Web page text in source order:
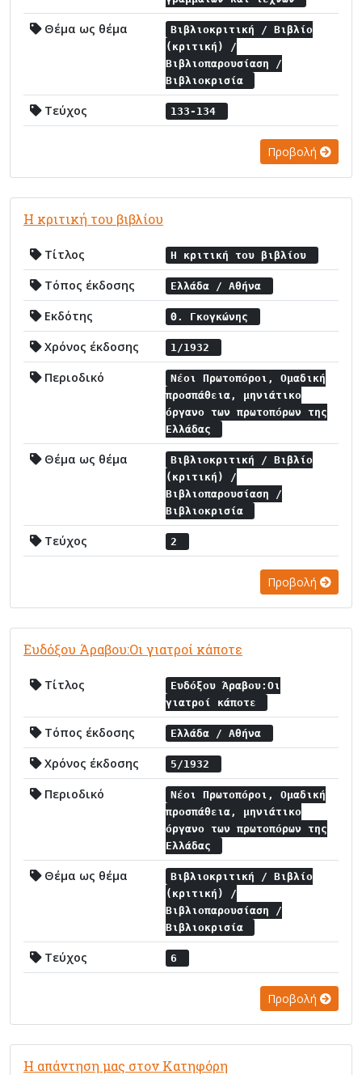
Θέμα ως θέμα
Βιβλιοκριτική / Βιβλίο
(κριτική) /
Βιβλιοπαρουσίαση /
Βιβλιοκρισία
Τεύχος 133-134
Προβολή
Η κριτική του βιβλίου
Τίτλος Η κριτική του βιβλίου
Τόπος έκδοσης Ελλάδα / Αθήνα
Εκδότης Θ. Γκογκώνης
Χρόνος έκδοσης 1/1932
Περιοδικό
Νέοι Πρωτοπόροι, Ομαδική
προσπάθεια, μηνιάτικο
όργανο των πρωτοπόρων της
Ελλάδας
Θέμα ως θέμα
Βιβλιοκριτική / Βιβλίο
(κριτική) /
Βιβλιοπαρουσίαση /
Βιβλιοκρισία
Τεύχος 2
Προβολή
Ευδόξου Άραβου:Οι γιατροί κάποτε
Τίτλος
Ευδόξου Άραβου:Οι
γιατροί κάποτε
Τόπος έκδοσης Ελλάδα / Αθήνα
Χρόνος έκδοσης 5/1932
Περιοδικό
Νέοι Πρωτοπόροι, Ομαδική
προσπάθεια, μηνιάτικο
όργανο των πρωτοπόρων της
Ελλάδας
Θέμα ως θέμα
Βιβλιοκριτική / Βιβλίο
(κριτική) /
Βιβλιοπαρουσίαση /
Βιβλιοκρισία
Τεύχος 6
Προβολή
Η απάντηση μας στον Κατηφόρη